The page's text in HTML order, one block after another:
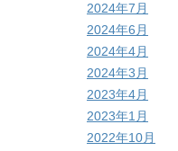
2024年7月
2024年6月
2024年4月
2024年3月
2023年4月
2023年1月
2022年10月